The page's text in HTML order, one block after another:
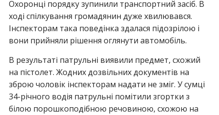
Охоронці порядку зупинили транспортний засіб. В
ході спілкування громадянин дуже хвилювався.
Інспекторам така поведінка здалася підозрілою і
вони прийняли рішення оглянути автомобіль.
В результаті патрульні виявили предмет, схожий
на пістолет. Жодних дозвільних документів на
зброю чоловік інспекторам надати не зміг. У сумці
34-річного водія патрульні помітили згортки з
білою порошкоподібною речовиною, схожою на